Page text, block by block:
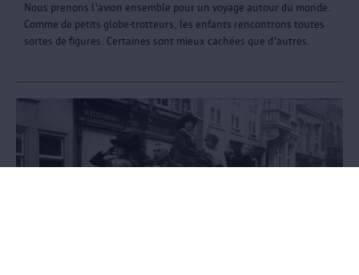
Nous prenons l'avion ensemble pour un voyage autour du monde.
Comme de petits globe-trotteurs, les enfants rencontrons toutes
sortes de figures. Certaines sont mieux cachées que d'autres.